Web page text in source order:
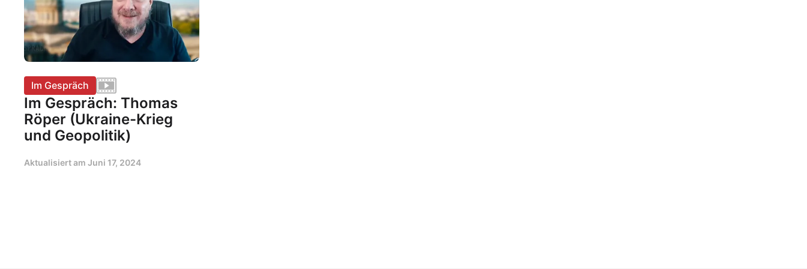
Im Gespräch
Im Gespräch: Thomas
Röper (Ukraine-Krieg
und Geopolitik)
Aktualisiert am Juni 17, 2024